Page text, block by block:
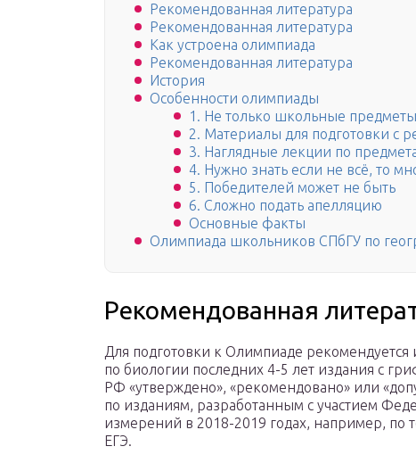
Рекомендованная литература
Рекомендованная литература
Как устроена олимпиада
Рекомендованная литература
История
Особенности олимпиады
1. Не только школьные предметы
2. Материалы для подготовки с
3. Наглядные лекции по
4. Нужно знать если не всё, то
5. Победителей может не быть
6. Сложно подать апелляцию
Основные факты
Олимпиада школьников СПбГУ по
Рекомендованная
Для подготовки к Олимпиаде
по биологии последних 4-5 лет издания с
РФ «утверждено», «рекомендовано» или
по изданиям, разработанным с участием
измерений в 2018-2019 годах, например, по
ЕГЭ.